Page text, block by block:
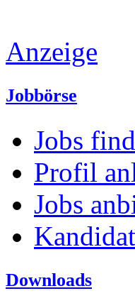
Anzeige
Jobbörse
Jobs
Profil
Jobs
Downloads